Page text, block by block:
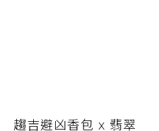
趨吉避凶香包 x 翡翠